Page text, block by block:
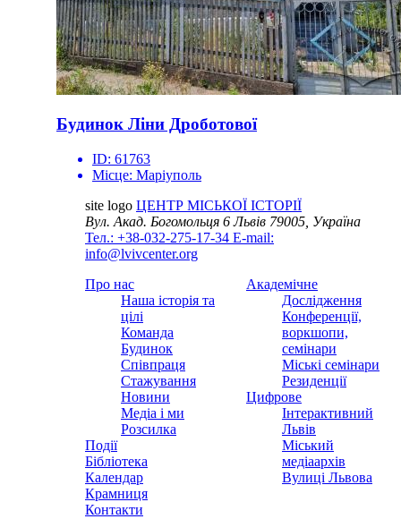
Будинок Ліни Дроботової
ID: 61763
Місце: Маріуполь
site logo ЦЕНТР МІСЬКОЇ ІСТОРІЇ
Вул. Акад. Богомольця 6Львів 79005, Україна
Тел.: +38-032-275-17-34 E-mail:
info@lvivcenter.org
Про нас
Наша історія та
цілі
Команда
Будинок
Співпраця
Стажування
Новини
Медіа і ми
Розсилка
Події
Бібліотека
Календар
Крамниця
Контакти
Академічне
Дослідження
Конференції,
воркшопи,
семінари
Міські семінари
Резиденції
Цифрове
Інтерактивний
Львів
Міський
медіаархів
Вулиці Львова